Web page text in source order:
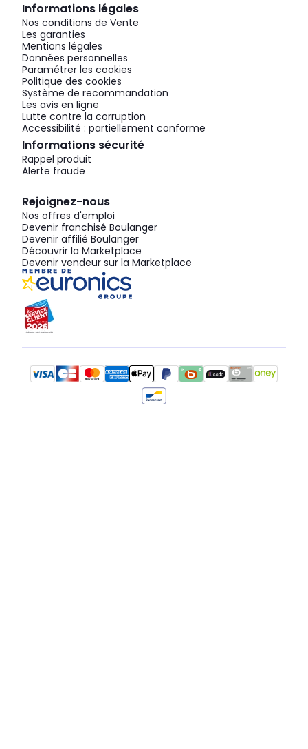
Informations légales
Nos conditions de Vente
Les garanties
Mentions légales
Données personnelles
Paramétrer les cookies
Politique des cookies
Système de recommandation
Les avis en ligne
Lutte contre la corruption
Accessibilité : partiellement conforme
Informations sécurité
Rappel produit
Alerte fraude
Rejoignez-nous
Nos offres d'emploi
Devenir franchisé Boulanger
Devenir affilié Boulanger
Découvrir la Marketplace
Devenir vendeur sur la Marketplace